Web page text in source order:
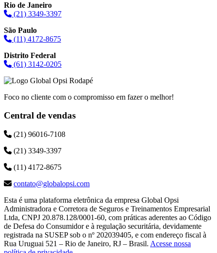
Rio de Janeiro
(21) 3349-3397
São Paulo
(11) 4172-8675
Distrito Federal
(61) 3142-0205
Foco no cliente com o compromisso em fazer o melhor!
Central de vendas
(21) 96016-7108
(21) 3349-3397
(11) 4172-8675
contato@globalopsi.com
Esta é uma plataforma eletrônica da empresa Global Opsi
Administradora e Corretora de Seguros e Treinamentos Empresarial
Ltda, CNPJ 20.878.128/0001-60, com práticas aderentes ao Código
de Defesa do Consumidor e à regulação securitária, devidamente
registrada na SUSEP sob o nº 202039405, e com endereço fiscal à
Rua Uruguai 521 – Rio de Janeiro, RJ – Brasil. Acesse nossa